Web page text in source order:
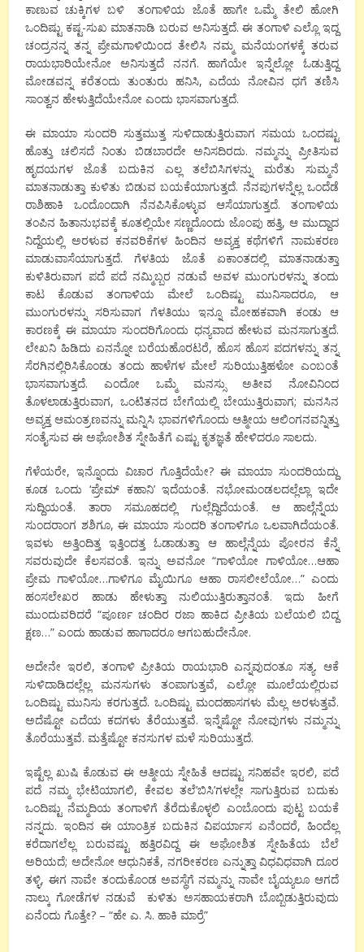
ಕಾಣುವ ಚುಕ್ಕಿಗಳ ಬಳಿ ತಂಗಾಳಿಯ ಜೊತೆ ಹಾಗೇ ಒಮ್ಮೆ ತೇಲಿ ಹೋಗಿ
ಒಂದಿಷ್ಟು ಕಷ್ಟ-ಸುಖ ಮಾತನಾಡಿ ಬರುವ ಅನಿಸುತ್ತದೆ. ಈ ತಂಗಾಳಿ ಎಲ್ಲೊ ಇದ್ದ
ಚಂದ್ರನನ್ನ ತನ್ನ ಪ್ರೇಮಗಾಳಿಯಿಂದ ತೇಲಿಸಿ ನಮ್ಮ ಮನೆಯಂಗಳಕ್ಕೆ ತರುವ
ರಾಯಭಾರಿಯೇನೋ ಅನಿಸುತ್ತದೆ ನನಗೆ. ಹಾಗೆಯೇ ಇನ್ನೆಲ್ಲೋ ಓಡುತ್ತಿದ್ದ
ಮೋಡವನ್ನ ಕರೆತಂದು ತುಂತುರು ಹನಿಸಿ, ಎದೆಯ ನೋವಿನ ಧಗೆ‌‌ ತಣಿಸಿ
ಸಾಂತ್ವನ ಹೇಳುತ್ತಿದೆಯೇನೋ ಎಂದು ಭಾಸವಾಗುತ್ತದೆ.
ಈ ಮಾಯಾ ಸುಂದರಿ ಸುತ್ತಮುತ್ತ ಸುಳಿದಾಡುತ್ತಿರುವಾಗ ಸಮಯ ಒಂದಷ್ಟು
ಹೊತ್ತು ಚಲಿಸದೆ ನಿಂತು ಬಿಡಬಾರದೇ ಅನಿಸದಿರದು. ನಮ್ಮನ್ನು ಪ್ರೀತಿಸುವ
ಹೃದಯಗಳ ಜೊತೆ ಬದುಕಿನ ಎಲ್ಲ ತಲೆಬಿಸಿಗಳನ್ನು ಮರೆತು ಸುಮ್ಮನೆ
ಮಾತನಾಡುತ್ತಾ ಕುಳಿತು ಬಿಡುವ ಬಯಕೆಯಾಗುತ್ತದೆ. ನೆನಪುಗಳನ್ನೆಲ್ಲ ಒಂದೆಡೆ
ರಾಶಿಹಾಕಿ ಒಂದೊಂದಾಗಿ ನೆನಪಿಸಿಕೊಳ್ಳುವ ಆಸೆಯಾಗುತ್ತದೆ. ತಂಗಾಳಿಯ
ತಂಪಿನ ಹಿತಾನುಭವಕ್ಕೆ ಕೂತಲ್ಲಿಯೇ ಸಣ್ಣದೊಂದು ಜೊಂಪು ಹತ್ತಿ, ಆ ಮುದ್ದಾದ
ನಿದ್ದೆಯಲ್ಲಿ ಅರಳುವ ಕನವರಿಕೆಗಳ ಹಿಂದಿನ ಅವ್ಯಕ್ತ ಕಥೆಗಳಿಗೆ ನಾಮಕರಣ
ಮಾಡುವಾಸೆಯಾಗುತ್ತದೆ. ಗೆಳತಿಯ ಜೊತೆ ಏಕಾಂತದಲ್ಲಿ ಮಾತನಾಡುತ್ತಾ
ಕುಳಿತಿರುವಾಗ ಪದೆ ಪದೆ ನಮ್ಮಿಬ್ಬರ ನಡುವೆ ಅವಳ ಮುಂಗುರಳನ್ನು ತಂದು
ಕಾಟ ಕೊಡುವ ತಂಗಾಳಿಯ ಮೇಲೆ ಒಂದಿಷ್ಟು ಮುನಿಸಾದರೂ, ಆ
ಮುಂಗುರಳನ್ನು ಸರಿಸುವಾಗ ಗೆಳತಿಯು ಇನ್ನೂ ಮೋಹಕವಾಗಿ ಕಂಡು ಆ
ಕಾರಣಕ್ಕೆ ಈ ಮಾಯಾ ಸುಂದರಿಗೊಂದು ಧನ್ಯವಾದ ಹೇಳುವ ಮನಸಾಗುತ್ತದೆ.
ಲೇಖನಿ ಹಿಡಿದು ಏನನ್ನೋ ಬರೆಯಹೊರಟರೆ, ಹೊಸ ಹೊಸ ಪದಗಳನ್ನು ತನ್ನ
ಸೆರಗಿನಲ್ಲಿರಿಸಿಕೊಂಡು ತಂದು ಹಾಳೆಗಳ ಮೇಲೆ ಸುರಿಯುತ್ತಿಹಳೋ ಎಂಬಂತೆ
ಭಾಸವಾಗುತ್ತದೆ. ಎಂದೋ ಒಮ್ಮೆ ಮನಸ್ಸು ಅತೀವ ನೋವಿನಿಂದ
ತೊಳಲಾಡುತ್ತಿರುವಾಗ, ಒಂಟಿತನದ ಬೇಗೆಯಲ್ಲಿ ಬೇಯುತ್ತಿರುವಾಗ; ಮನಸಿನ
ಅವ್ಯಕ್ತ ಆಮಂತ್ರಣವನ್ನು ಮನ್ನಿಸಿ ಭಾವಗಳಿಗೊಂದು ಆತ್ಮೀಯ ಆಲಿಂಗನವನ್ನಿತ್ತು
ಸಂತೈಸುವ ಈ ಅಘೋಶಿತ ಸ್ನೇಹಿತೆಗೆ ಎಷ್ಟು ಕೃತಜ್ಞತೆ ಹೇಳಿದರೂ ಸಾಲದು.
ಗೆಳೆಯರೇ, ಇನ್ನೊಂದು ವಿಚಾರ ಗೊತ್ತಿದೆಯೇ? ಈ ಮಾಯಾ ಸುಂದರಿಯದ್ದು
ಕೂಡ ಒಂದು ‘ಪ್ರೇಮ್ ಕಹಾನಿ’ ಇದೆಯಂತೆ. ನಭೋಮಂಡಲದಲ್ಲೆಲ್ಲಾ ಇದೇ
ಸುದ್ದಿಯಂತೆ. ತಾರಾ ಸಮೂಹದಲ್ಲಿ ಗುಲ್ಲೆದ್ದಿದೆಯಂತೆ. ಆ ಹಾಲ್ಗೆನ್ನೆಯ
ಸುಂದರಾಂಗ ಶಶಿಗೂ, ಈ ಮಾಯಾ ಸುಂದರಿ ತಂಗಾಳಿಗೂ ಒಲವಾಗಿದೆಯಂತೆ.
ಇವಳು ಅತ್ತಿಂದಿತ್ತ ಇತ್ತಿಂದತ್ತ ಓಡಾಡುತ್ತಾ ಆ ಹಾಲ್ಗೆನ್ನೆಯ ಪೋರನ ಕೆನ್ನೆ
ಸವರುವುದೇ ಕೆಲಸವಂತೆ. ಇನ್ನು ಅವನೋ “ಗಾಳಿಯೋ ಗಾಳಿಯೋ…ಆಹಾ
ಪ್ರೇಮ ಗಾಳಿಯೋ…ಗಾಳಿಗೂ ಮೈಯಿಗೂ ಆಹಾ ರಾಸಲೀಲೆಯೋ…” ಎಂದು
ಹಂಸಲೇಖರ ಹಾಡು ಹೇಳುತ್ತಾ ನುಲಿಯುತ್ತಿರುತ್ತಾನಂತೆ. ಇದು ಹೀಗೆ
ಮುಂದುವರಿದರೆ “ಪೂರ್ಣ ಚಂದಿರ ರಜಾ ಹಾಕಿದ ಪ್ರೀತಿಯ ಬಲೆಯಲಿ ಬಿದ್ದ
ಕ್ಷಣ…” ಎಂದು ಹಾಡುವ ಹಾಗಾದರೂ ಆಗಬಹುದೇನೋ.
ಅದೇನೇ ಇರಲಿ, ತಂಗಾಳಿ ಪ್ರೀತಿಯ ರಾಯಭಾರಿ ಎನ್ನವುದಂತೂ ಸತ್ಯ. ಆಕೆ
ಸುಳಿದಾಡಿದಲ್ಲೆಲ್ಲ ಮನಸುಗಳು ತಂಪಾಗುತ್ತವೆ, ಎಲ್ಲೋ ಮೂಲೆಯಲ್ಲಿರುವ
ಒಂದಿಷ್ಟು ಮುನಿಸು ಕರಗುತ್ತದೆ. ಒಂದಿಷ್ಟು ಮಂದಹಾಸಗಳು ಮೆಲ್ಲ ಅರಳುತ್ತವೆ.
ಅದೆಷ್ಟೋ ಎದೆಯ ಕದಗಳು ತೆರೆಯುತ್ತವೆ. ಇನ್ನೆಷ್ಟೋ ನೋವುಗಳು ನಮ್ಮನ್ನು
ತೊರೆಯುತ್ತವೆ. ಮತ್ತೆಷ್ಟೋ ಕನಸುಗಳ ಮಳೆ ಸುರಿಯುತ್ತದೆ.
ಇಷ್ಟೆಲ್ಲ ಖುಷಿ ಕೊಡುವ ಈ ಆತ್ಮೀಯ ಸ್ನೇಹಿತೆ ಆದಷ್ಟು ಸನಿಹವೇ ಇರಲಿ, ಪದೆ
ಪದೆ ನಮ್ಮ ಭೇಟಿಯಾಗಲಿ, ಕೇವಲ ತಲೆ’ಬಿಸಿ’ಗಳಲ್ಲೇ ಸಾಗುತ್ತಿರುವ ಬದುಕು
ಒಂದಿಷ್ಟು ನೆಮ್ಮದಿಯ ತಂಗಾಳಿಗೆ ತೆರೆದುಕೊಳ್ಳಲಿ ಎಂಬೊಂದು ಪುಟ್ಟ ಬಯಕೆ
ನನ್ನದು. ಇಂದಿನ ಈ ಯಾಂತ್ರಿಕ ಬದುಕಿನ ವಿಪರ್ಯಾಸ ಏನೆಂದರೆ, ಹಿಂದೆಲ್ಲ
ಕರೆದಾಗಲೆಲ್ಲ ಬರುವಷ್ಟು ಹತ್ತಿರವಿದ್ದ ಈ ಅಘೋಶಿತ ಸ್ನೇಹಿತೆಯ ಬೆಲೆ
ಅರಿಯದೆ; ಅದೇನೋ ಆಧುನಿಕತೆ, ನಗರೀಕರಣ ಎನ್ನುತ್ತಾ ವಿಧವಿಧವಾಗಿ ದೂರ
ತಳ್ಳಿ, ಈಗ ನಾವೇ ತಂದುಕೊಂಡ ಅವಸ್ಥೆಗೆ ನಮ್ಮನ್ನು ನಾವೇ ಬೈಯ್ಯಲೂ ಆಗದೆ
ನಾಲ್ಕು ಗೋಡೆಗಳ ನಡುವೆ ಕುಳಿತು ಅಸಹಾಯಕರಾಗಿ ಬೊಬ್ಬಿಡುತ್ತಿರುವುದು
ಏನೆಂದು ಗೊತ್ತೇ? – “ಹೇ ಎ. ಸಿ. ಹಾಕಿ ಮಾರ್ರೆ”